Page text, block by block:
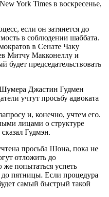
York Times в воскресенье,
если он затянется до
в соблюдении шаббата.
в Сенате Чаку
Митчу Макконеллу и
будет председательствовать
Джастин Гудмен
учтут просьбу адвоката
и, конечно, учтем его.
лицами о структуре
Гудмэн.
просьба Шона, пока не
отложить до
же попытаться успеть
пятницы. Если процедура
самый быстрый такой